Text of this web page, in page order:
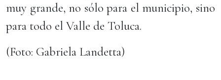
muy grande, no sólo para el municipio, sino
para todo el Valle de Toluca.
(Foto: Gabriela Landetta)